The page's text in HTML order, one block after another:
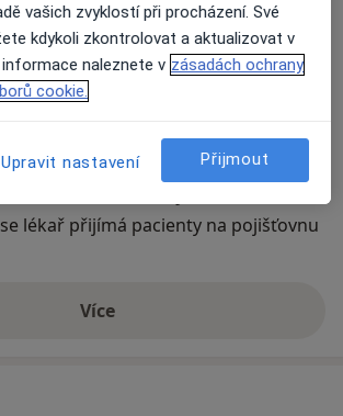
Přiblížit mapuse otevře v nové záložce
online kalendář není aktivní
lékař přijímá pacienty na pojišťovnu
Víceo adrese
vašich zvyklostí při procházení. Své
kdykoli zkontrolovat a aktualizovat v
informace naleznete v zásadách ochrany
cookie.
Upravit nastavení Přijmout